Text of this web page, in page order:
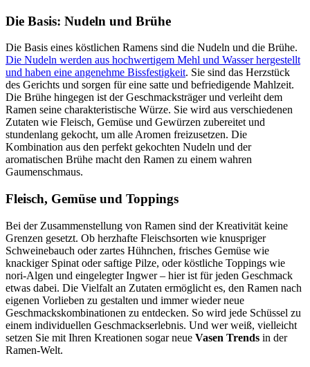
Die Basis: Nudeln und Brühe
Die Basis eines köstlichen Ramens sind die Nudeln und die Brühe.
Die Nudeln werden aus hochwertigem Mehl und Wasser hergestellt
und haben eine angenehme Bissfestigkeit. Sie sind das Herzstück
des Gerichts und sorgen für eine satte und befriedigende Mahlzeit.
Die Brühe hingegen ist der Geschmacksträger und verleiht dem
Ramen seine charakteristische Würze. Sie wird aus verschiedenen
Zutaten wie Fleisch, Gemüse und Gewürzen zubereitet und
stundenlang gekocht, um alle Aromen freizusetzen. Die
Kombination aus den perfekt gekochten Nudeln und der
aromatischen Brühe macht den Ramen zu einem wahren
Gaumenschmaus.
Fleisch, Gemüse und Toppings
Bei der Zusammenstellung von Ramen sind der Kreativität keine
Grenzen gesetzt. Ob herzhafte Fleischsorten wie knuspriger
Schweinebauch oder zartes Hühnchen, frisches Gemüse wie
knackiger Spinat oder saftige Pilze, oder köstliche Toppings wie
nori-Algen und eingelegter Ingwer – hier ist für jeden Geschmack
etwas dabei. Die Vielfalt an Zutaten ermöglicht es, den Ramen nach
eigenen Vorlieben zu gestalten und immer wieder neue
Geschmackskombinationen zu entdecken. So wird jede Schüssel zu
einem individuellen Geschmackserlebnis. Und wer weiß, vielleicht
setzen Sie mit Ihren Kreationen sogar neue Vasen Trends in der
Ramen-Welt.